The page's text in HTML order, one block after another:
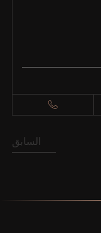
السابق